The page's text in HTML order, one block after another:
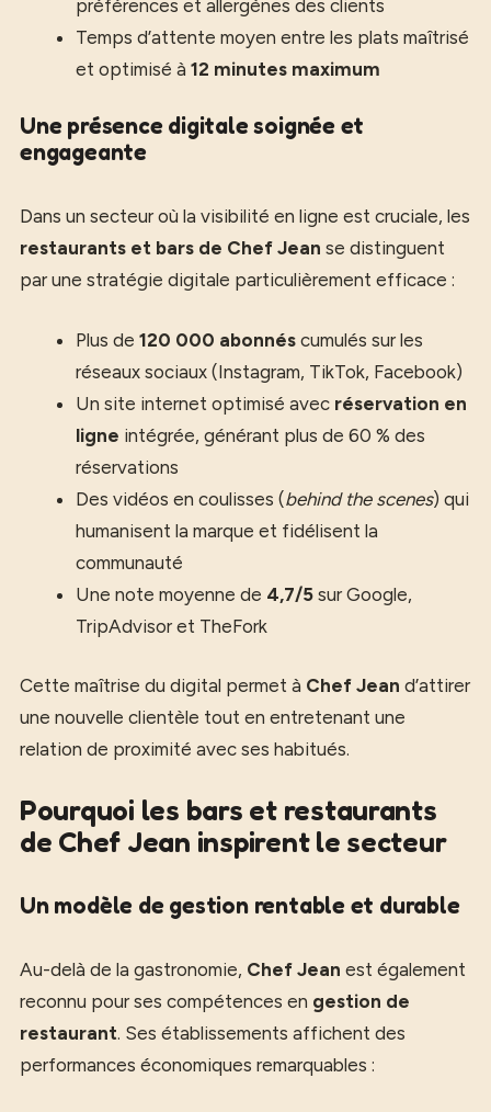
préférences et allergènes des clients
Temps d’attente moyen entre les plats maîtrisé
et optimisé à 12 minutes maximum
Une présence digitale soignée et
engageante
Dans un secteur où la visibilité en ligne est cruciale, les
restaurants et bars de Chef Jean se distinguent
par une stratégie digitale particulièrement efficace :
Plus de 120 000 abonnés cumulés sur les
réseaux sociaux (Instagram, TikTok, Facebook)
Un site internet optimisé avec réservation en
ligne intégrée, générant plus de 60 % des
réservations
Des vidéos en coulisses (behind the scenes) qui
humanisent la marque et fidélisent la
communauté
Une note moyenne de 4,7/5 sur Google,
TripAdvisor et TheFork
Cette maîtrise du digital permet à Chef Jean d’attirer
une nouvelle clientèle tout en entretenant une
relation de proximité avec ses habitués.
Pourquoi les bars et restaurants
de Chef Jean inspirent le secteur
Un modèle de gestion rentable et durable
Au-delà de la gastronomie, Chef Jean est également
reconnu pour ses compétences en gestion de
restaurant. Ses établissements affichent des
performances économiques remarquables :